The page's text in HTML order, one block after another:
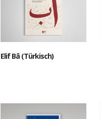
Elif Bâ (Türkisch)